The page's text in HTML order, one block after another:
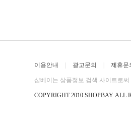
이용안내 | 광고문의 | 제휴문
샵베이는 상품정보 검색 사이트로
COPYRIGHT 2010 SHOPBAY. ALL